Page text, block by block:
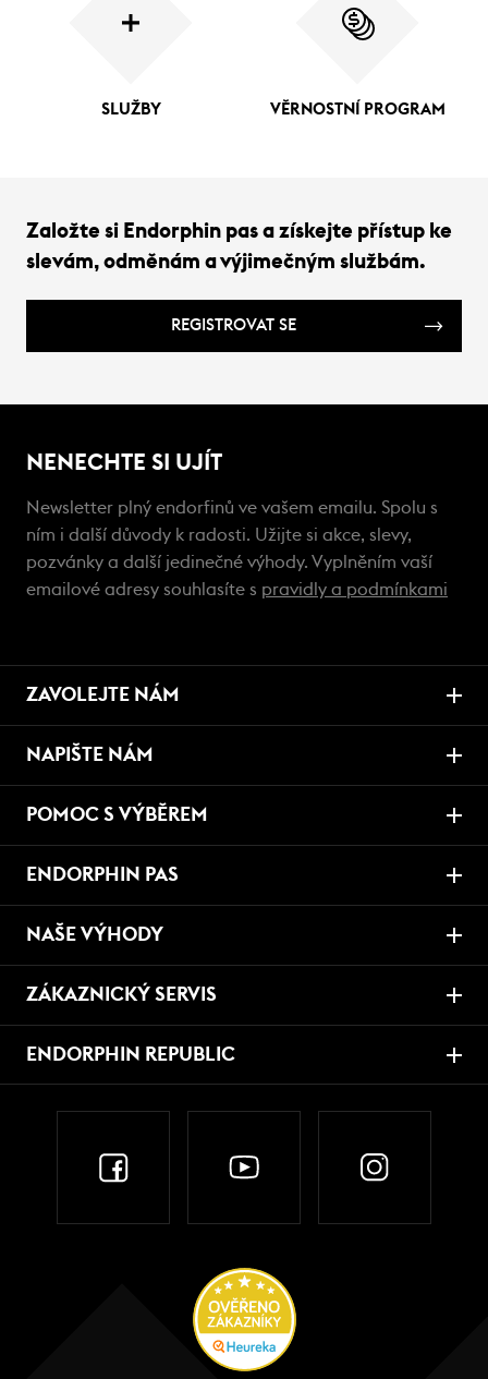
SLUŽBY VĚRNOSTNÍ PROGRAM
Založte si Endorphin pas a získejte přístup ke
slevám, odměnám a výjimečným službám.
REGISTROVAT SE
NENECHTE SI UJÍT
Newsletter plný endorfinů ve vašem emailu. Spolu s
ním i další důvody k radosti. Užijte si akce, slevy,
pozvánky a další jedinečné výhody. Vyplněním vaší
emailové adresy souhlasíte s pravidly a podmínkami
ZAVOLEJTE NÁM
NAPIŠTE NÁM
POMOC S VÝBĚREM
ENDORPHIN PAS
NAŠE VÝHODY
ZÁKAZNICKÝ SERVIS
ENDORPHIN REPUBLIC